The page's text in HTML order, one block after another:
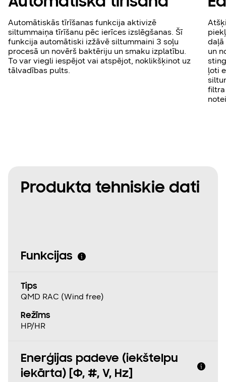
Automātiskās tīrīšanas funkcija aktivizē
siltummaiņa tīrīšanu pēc ierīces izslēgšanas. Šī
funkcija automātiski izžāvē siltummaini 3 soļu
procesā un novērš baktēriju un smaku izplatību.
To var viegli iespējot vai atspējot, noklikšķinot uz
tālvadības pults.
daļā
un
ļoti
filtra
Produkta tehniskie dati
Funkcijas
Tips
QMD RAC (Wind free)
Režīms
HP/HR
Enerģijas padeve (iekštelpu
iekārta) [Φ, #, V, Hz]